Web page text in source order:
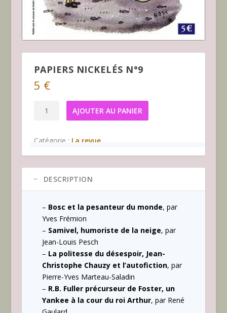
PAPIERS NICKELÉS N°9
5 €
Nickelés
AJOUTER AU PANIER
Catégorie : La revue
DESCRIPTION
– Bosc et la pesanteur du monde, par
Yves Frémion
– Samivel, humoriste de la neige, par
Jean-Louis Pesch
– La politesse du désespoir, Jean-
Christophe Chauzy et l’autofiction, par
Pierre-Yves Marteau-Saladin
– R.B. Fuller précurseur de Foster, un
Yankee à la cour du roi Arthur, par René